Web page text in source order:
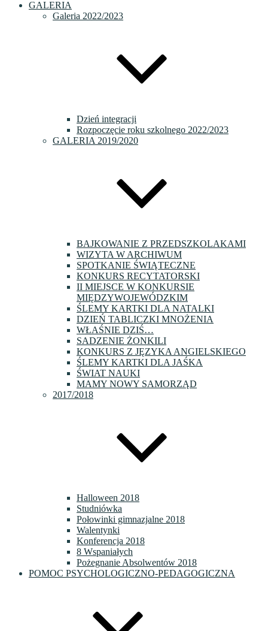
GALERIA
Galeria 2022/2023
Dzień integracji
Rozpoczęcie roku szkolnego 2022/2023
GALERIA 2019/2020
BAJKOWANIE Z PRZEDSZKOLAKAMI
WIZYTA W ARCHIWUM
SPOTKANIE ŚWIĄTECZNE
KONKURS RECYTATORSKI
II MIEJSCE W KONKURSIE
MIĘDZYWOJEWÓDZKIM
ŚLEMY KARTKI DLA NATALKI
DZIEŃ TABLICZKI MNOŻENIA
WŁAŚNIE DZIŚ…
SADZENIE ŻONKILI
KONKURS Z JĘZYKA ANGIELSKIEGO
ŚLEMY KARTKI DLA JAŚKA
ŚWIAT NAUKI
MAMY NOWY SAMORZĄD
2017/2018
Halloween 2018
Studniówka
Połowinki gimnazjalne 2018
Walentynki
Konferencja 2018
8 Wspaniałych
Pożegnanie Absolwentów 2018
POMOC PSYCHOLOGICZNO-PEDAGOGICZNA